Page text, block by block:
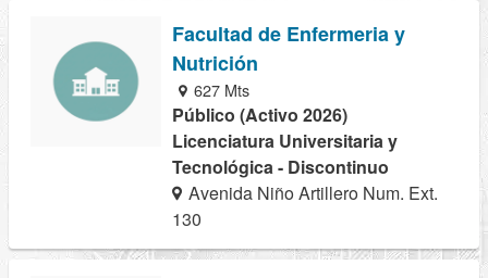
Facultad de Enfermeria y
Nutrición
627 Mts
Público (Activo 2026)
Licenciatura Universitaria y
Tecnológica - Discontinuo
Avenida Niño Artillero Num. Ext.
130